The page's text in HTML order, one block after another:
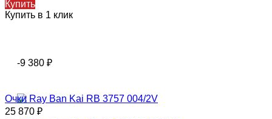
Купить
Купить в 1 клик
-9 380 ₽
Очки Ray Ban Kai RB 3757 004/2V
25 870 ₽